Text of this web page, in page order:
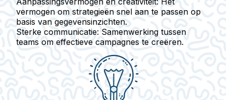
vermogen om strategieën snel aan te passen op
basis van gegevensinzichten.
Sterke communicatie: Samenwerking tussen
teams om effectieve campagnes te creëren.